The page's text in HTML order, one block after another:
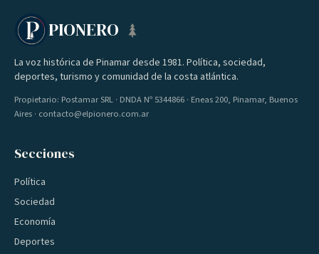
PIONERO
La voz histórica de Pinamar desde 1981. Política, sociedad,
deportes, turismo y comunidad de la costa atlántica.
Propietario: Postamar SRL · DNDA Nº 5344866 · Eneas 200, Pinamar, Buenos
Aires · contacto@elpionero.com.ar
Secciones
Política
Sociedad
Economía
Deportes